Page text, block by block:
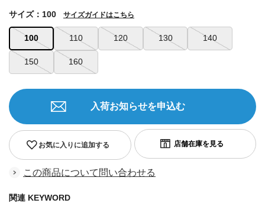
100 110 120 130 140
150 160
サイズ：100 サイズガイドはこちら
お気に入りに追加する
入荷お知らせを申込む
この商品について問い合わせる
関連 KEYWORD